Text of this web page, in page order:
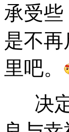
承受
是不
里吧。
决定